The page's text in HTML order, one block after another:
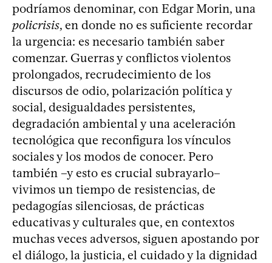
podríamos denominar, con Edgar Morin, una
policrisis, en donde no es suficiente recordar
la urgencia: es necesario también saber
comenzar. Guerras y conflictos violentos
prolongados, recrudecimiento de los
discursos de odio, polarización política y
social, desigualdades persistentes,
degradación ambiental y una aceleración
tecnológica que reconfigura los vínculos
sociales y los modos de conocer. Pero
también –y esto es crucial subrayarlo–
vivimos un tiempo de resistencias, de
pedagogías silenciosas, de prácticas
educativas y culturales que, en contextos
muchas veces adversos, siguen apostando por
el diálogo, la justicia, el cuidado y la dignidad